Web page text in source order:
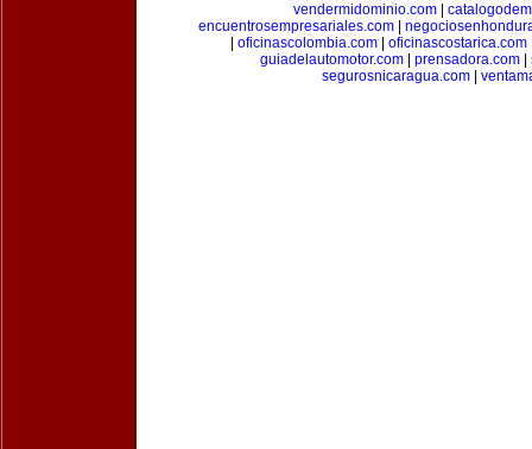
vendermidominio.com|
encuentrosempresariales.com|
oficinascolombia.com| oficinascostarica.com
guiadelautomotor.com
prensadora.com
segurosnicaragua.com